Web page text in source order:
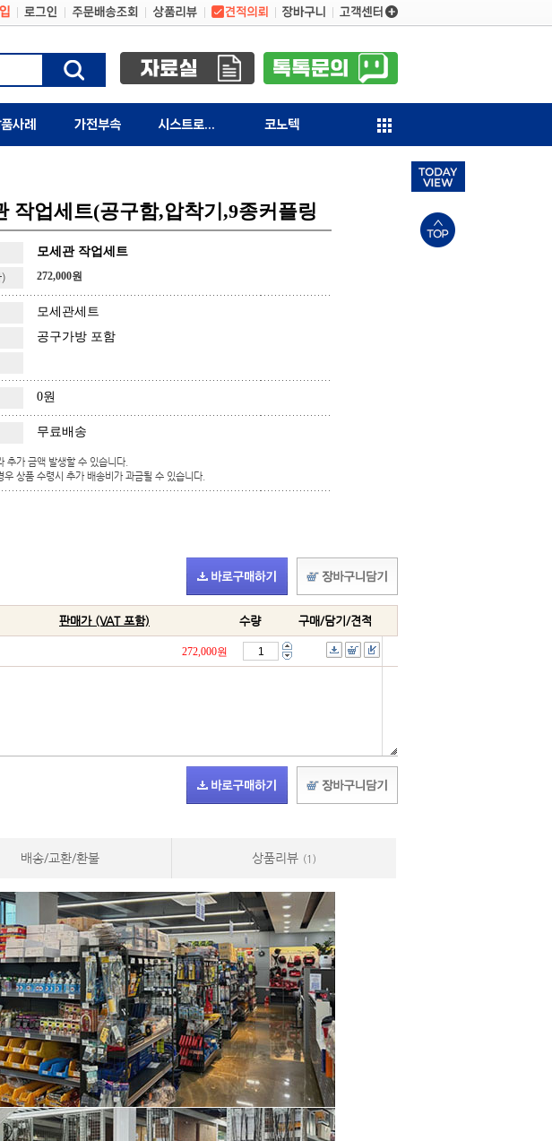
사례 가전부속 시스트로닉스 코노텍
작업세트(공구함,압착기,9종커플링
모세관 작업세트
272,000원
모세관세트
공구가방 포함
0원
무료배송
추가 금액 발생할 수 있습니다.
상품 수령시 추가 배송비가 과금될 수 있습니다.
판매가 (VAT 포함) 수량 구매/담기/견적
272,000원
배송/교환/환불 상품리뷰 (1)